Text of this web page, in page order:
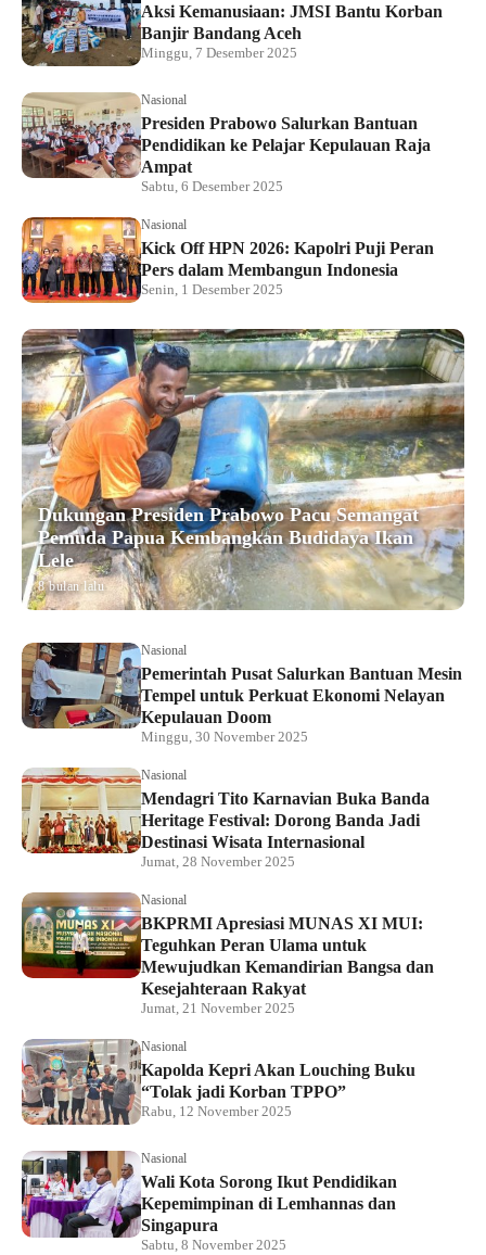
Aksi Kemanusiaan: JMSI Bantu Korban
Banjir Bandang Aceh
Minggu, 7 Desember 2025
Nasional
Presiden Prabowo Salurkan Bantuan
Pendidikan ke Pelajar Kepulauan Raja
Ampat
Sabtu, 6 Desember 2025
Nasional
Kick Off HPN 2026: Kapolri Puji Peran
Pers dalam Membangun Indonesia
Senin, 1 Desember 2025
Dukungan Presiden Prabowo Pacu Semangat
Pemuda Papua Kembangkan Budidaya Ikan
Lele
8 bulan lalu
Nasional
Pemerintah Pusat Salurkan Bantuan Mesin
Tempel untuk Perkuat Ekonomi Nelayan
Kepulauan Doom
Minggu, 30 November 2025
Nasional
Mendagri Tito Karnavian Buka Banda
Heritage Festival: Dorong Banda Jadi
Destinasi Wisata Internasional
Jumat, 28 November 2025
Nasional
BKPRMI Apresiasi MUNAS XI MUI:
Teguhkan Peran Ulama untuk
Mewujudkan Kemandirian Bangsa dan
Kesejahteraan Rakyat
Jumat, 21 November 2025
Nasional
Kapolda Kepri Akan Louching Buku
“Tolak jadi Korban TPPO”
Rabu, 12 November 2025
Nasional
Wali Kota Sorong Ikut Pendidikan
Kepemimpinan di Lemhannas dan
Singapura
Sabtu, 8 November 2025